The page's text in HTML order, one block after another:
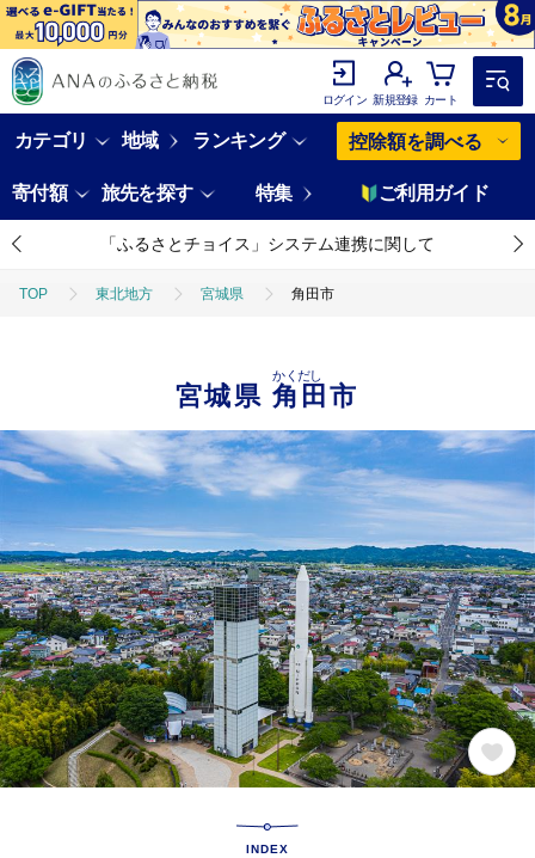
ログイン 新規登録 カート
カテゴリ 地域 ランキング 控除額を調べる
寄付額 旅先を探す 特集 ご利用ガイド
「ふるさとチョイス」システム連携に関して
TOP 東北地方 宮城県 角田市
宮城県角田市
かくだし
INDEX